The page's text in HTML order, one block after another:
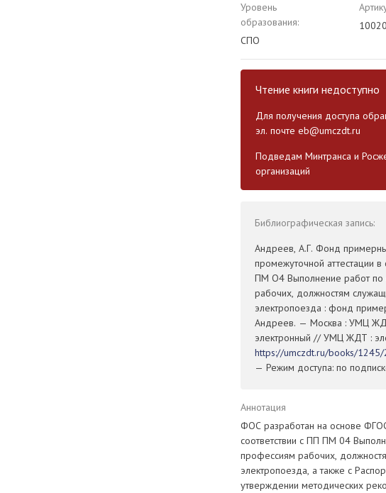
Уровень
образования:
СПО
Чтение книги недоступно
Для получения доступа
эл. почте eb@umczdt.ru
Подведам Минтранса и
организаций
Библиографическая запись:
Андреев, А.Г. Фонд
промежуточной аттестации
ПМ О4 Выполнение работ по
рабочих, должностям
электропоезда : фонд
Андреев. — Москва : УМЦ
электронный // УМЦ ЖДТ :
https://umczdt.ru/books/
— Режим доступа: по
Аннотация
ФОС разработан на основе
соответствии с ПП ПМ 04
профессиям рабочих,
электропоезда, а также с
утверждении методических